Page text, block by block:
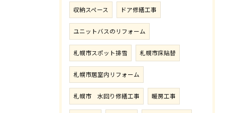
収納スペース ドア修繕工事
ユニットバスのリフォーム
札幌市スポット排雪 札幌市床貼替
札幌市居室内リフォーム
札幌市 水回り修繕工事 暖房工事